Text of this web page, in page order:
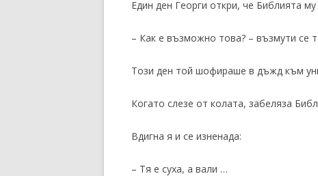
Един ден Георги откри, че Библията му
– Как е възможно това? – възмути се
Този ден той шофираше в дъжд към
Когато слезе от колата, забеляза
Вдигна я и се изненада:
– Тя е суха, а вали …